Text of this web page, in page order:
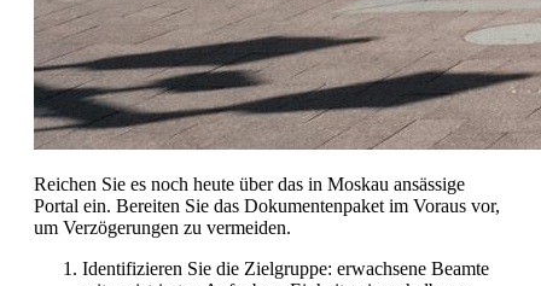
Reichen Sie es noch heute über das in Moskau ansässige
Portal ein. Bereiten Sie das Dokumentenpaket im Voraus vor,
um Verzögerungen zu vermeiden.
Identifizieren Sie die Zielgruppe: erwachsene Beamte